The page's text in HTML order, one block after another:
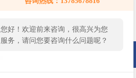
服务，请问您要咨询什么问题呢？
您好，看您停留很久了，是否找到
了需求产品，您可以直接在线与我